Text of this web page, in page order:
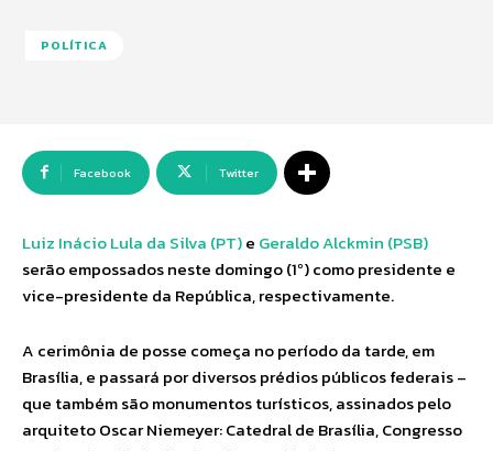
POLÍTICA
Facebook Twitter
Luiz Inácio Lula da Silva (PT)e Geraldo Alckmin (PSB)
serão empossados neste domingo (1º) como presidente e
vice-presidente da República, respectivamente.
A cerimônia de posse começa no período da tarde, em
Brasília, e passará por diversos prédios públicos federais –
que também são monumentos turísticos, assinados pelo
arquiteto Oscar Niemeyer: Catedral de Brasília, Congresso